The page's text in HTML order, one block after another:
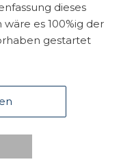
dieses
es 100%ig der
gestartet